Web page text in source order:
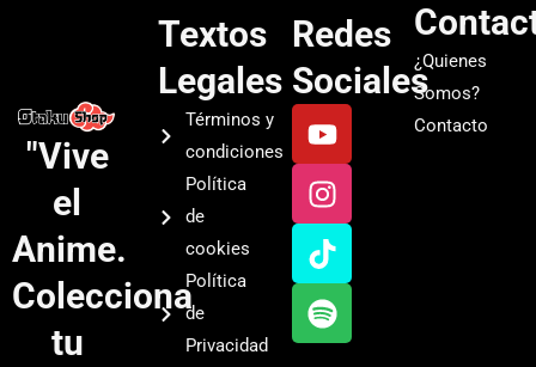
"Vive
el
Anime.
Colecciona
tu
Textos
Legales
Términos y
condiciones
Política
de
cookies
Política
de
Privacidad
Redes
Sociales
Y
o
u
t
u
b
e
I
n
s
t
a
g
r
a
T
i
k
t
o
k
S
p
o
t
i
f
y
¿Quienes
Somos?
Contacto